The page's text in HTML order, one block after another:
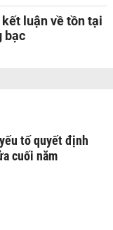
luận về tồn tại
bạc
tố quyết định
cuối năm